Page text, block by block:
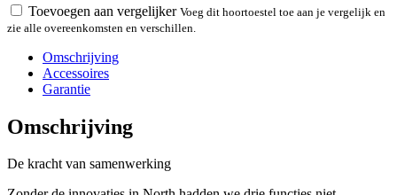
Toevoegen aan vergelijker Voeg dit hoortoestel toe aan je vergelijk en
zie alle overeenkomsten en verschillen.
Omschrijving
Accessoires
Garantie
Omschrijving
De kracht van samenwerking